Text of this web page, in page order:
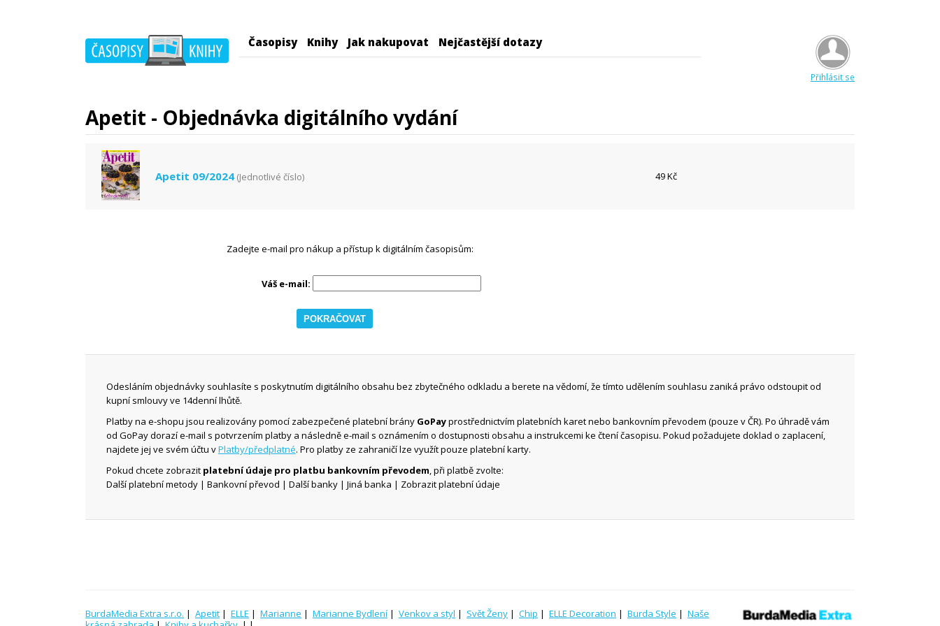
Časopisy Knihy Jak nakupovat Nejčastější dotazy
Přihlásit se
Apetit - Objednávka digitálního vydání
Apetit 09/2024 (Jednotlivé číslo) 49 Kč
Zadejte e-mail pro nákup a přístup k digitálním časopisům:
Váš e-mail:
Odesláním objednávky souhlasíte s poskytnutím digitálního obsahu bez zbytečného odkladu a berete na vědomí, že tímto udělením souhlasu zaniká právo odstoupit od
kupní smlouvy ve 14denní lhůtě.
Platby na e-shopu jsou realizovány pomocí zabezpečené platební brány GoPayprostřednictvím platebních karet nebo bankovním převodem (pouze v ČR). Po úhradě vám
od GoPay dorazí e-mail s potvrzením platby a následně e-mail s oznámením o dostupnosti obsahu a instrukcemi ke čtení časopisu. Pokud požadujete doklad o zaplacení,
najdete jej ve svém účtu vPlatby/předplatné. Pro platby ze zahraničí lze využít pouze platební karty.
Pokud chcete zobrazit platební údaje pro platbu bankovním převodem, při platbě zvolte:
Další platební metody | Bankovní převod | Další banky | Jiná banka | Zobrazit platební údaje
BurdaMedia Extra s.r.o. | Apetit | ELLE | Marianne | Marianne Bydlení | Venkov a styl | Svět Ženy | Chip | ELLE Decoration | Burda Style | Naše